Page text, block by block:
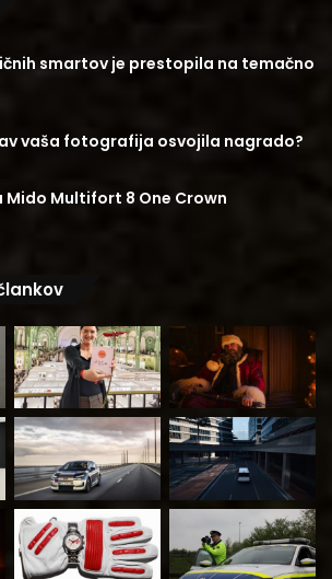
smartov je prestopila na temačno
vaša fotografija osvojila nagrado?
Multifort 8 One Crown